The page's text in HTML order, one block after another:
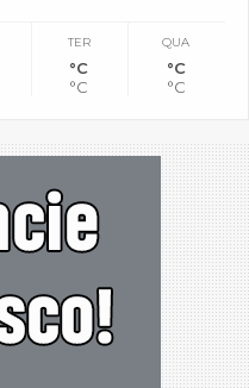
TER
°C
°C
QUA
°C
°C